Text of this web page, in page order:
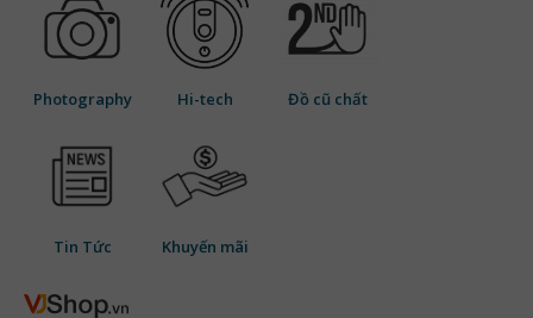
Photography Hi-tech Đồ cũ chất
Tin Tức Khuyến mãi